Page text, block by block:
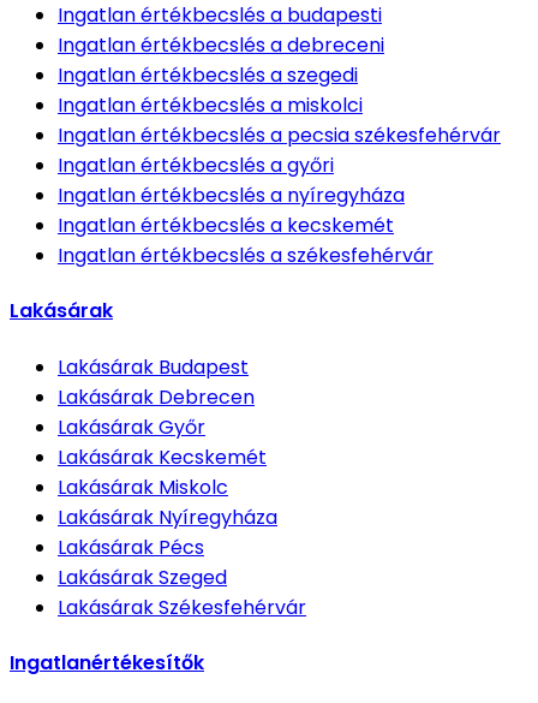
Ingatlan értékbecslésa budapesti
Ingatlan értékbecslésa debreceni
Ingatlan értékbecslésa szegedi
Ingatlan értékbecslésa miskolci
Ingatlan értékbecslésa pecsia székesfehérvár
Ingatlan értékbecslésa győri
Ingatlan értékbecslésa nyíregyháza
Ingatlan értékbecslésa kecskemét
Ingatlan értékbecslésa székesfehérvár
Lakásárak
Lakásárak Budapest
Lakásárak Debrecen
LakásárakGyőr
Lakásárak Kecskemét
Lakásárak Miskolc
Lakásárak Nyíregyháza
Lakásárak Pécs
LakásárakSzeged
LakásárakSzékesfehérvár
Ingatlanértékesítők